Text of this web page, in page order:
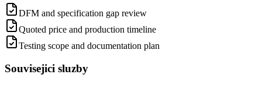
DFM and specification gap review
Quoted price and production timeline
Testing scope and documentation plan
Souvisejici sluzby